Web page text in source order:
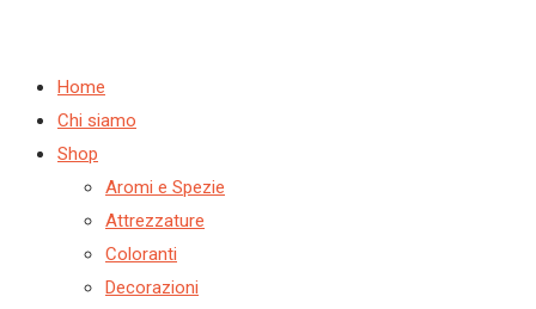
Home
Chi siamo
Shop
Aromi e Spezie
Attrezzature
Coloranti
Decorazioni